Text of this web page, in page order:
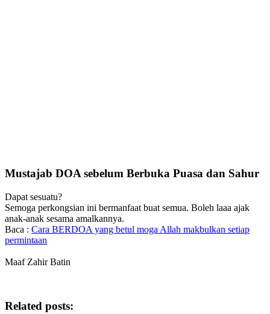
Mustajab DOA sebelum Berbuka Puasa dan Sahur
Dapat sesuatu?
Semoga perkongsian ini bermanfaat buat semua. Boleh laaa ajak
anak-anak sesama amalkannya.
Baca : Cara BERDOA yang betul moga Allah makbulkan setiap
permintaan
Maaf Zahir Batin
Related posts: